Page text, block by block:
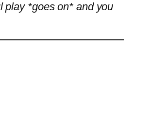
play *goes on* and you